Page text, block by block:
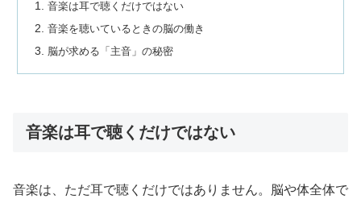
音楽は耳で聴くだけではない
音楽を聴いているときの脳の働き
脳が求める「主音」の秘密
音楽は耳で聴くだけではない
音楽は、ただ耳で聴くだけではありません。脳や体全体で